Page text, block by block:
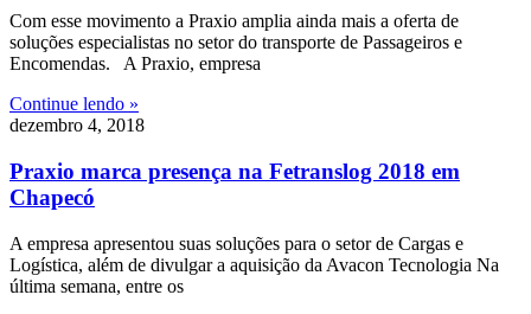
Com esse movimento a Praxio amplia ainda mais a oferta de
soluções especialistas no setor do transporte de Passageiros e
Encomendas. A Praxio, empresa
Continue lendo »
dezembro 4, 2018
Praxio marca presença na Fetranslog 2018 em
Chapecó
A empresa apresentou suas soluções para o setor de Cargas e
Logística, além de divulgar a aquisição da Avacon Tecnologia Na
última semana, entre os